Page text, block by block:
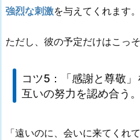
強烈な刺激を与えてくれます。
ただし、彼の予定だけはこっ
コツ5： 「感謝と尊敬
互いの努力を認め合う。
「遠いのに、会いに来てくれ